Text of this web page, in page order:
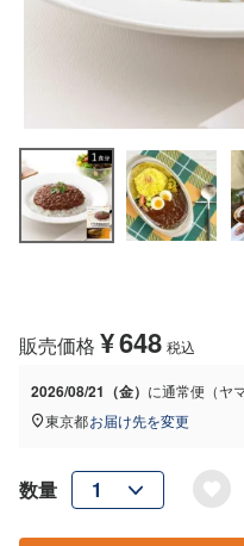
販売価格 ¥648 税込
2026/08/21（金） に通常便（ヤ
東京都お届け先を変更